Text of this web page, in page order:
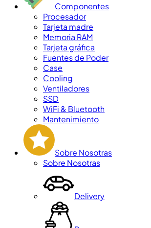
Componentes
Procesador
Tarjeta madre
Memoria RAM
Tarjeta gráfica
Fuentes de Poder
Case
Cooling
Ventiladores
SSD
WiFi & Bluetooth
Mantenimiento
Sobre Nosotras
Sobre Nosotras
Delivery